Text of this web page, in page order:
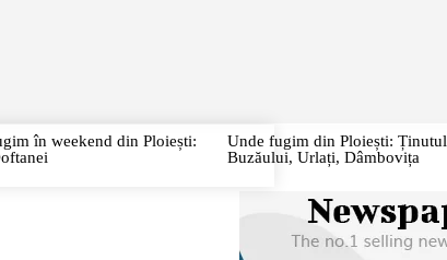
în weekend din Ploiești:
Unde fugim din Ploiești: Ținutul
Buzăului, Urlați, Dâmbovița